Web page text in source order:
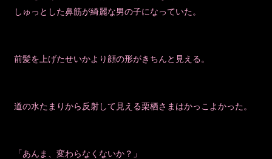
しゅっとした鼻筋が綺麗な男の子になっていた。
前髪を上げたせいかより顔の形がきちんと見える。
道の水たまりから反射して見える栗栖さまはかっこよかった。
「あんま、変わらなくないか？」